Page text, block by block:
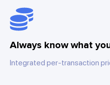
Always know what
Integrated per-transaction